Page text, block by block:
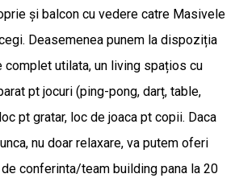
și balcon cu vedere catre Masivele
Deasemenea punem la dispoziția
utilata, un living spațios cu
pt jocuri (ping-pong, darț, table,
pt gratar, loc de joaca pt copii. Daca
nu doar relaxare, va putem oferi
conferinta/team building pana la 20